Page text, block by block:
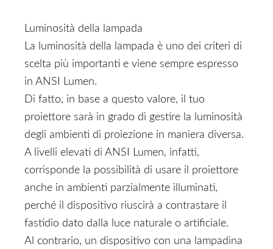
Luminosità della lampada
La luminosità della lampada è uno dei criteri di
scelta più importanti e viene sempre espresso
in ANSI Lumen.
Di fatto, in base a questo valore, il tuo
proiettore sarà in grado di gestire la luminosità
degli ambienti di proiezione in maniera diversa.
A livelli elevati di ANSI Lumen, infatti,
corrisponde la possibilità di usare il proiettore
anche in ambienti parzialmente illuminati,
perché il dispositivo riuscirà a contrastare il
fastidio dato dalla luce naturale o artificiale.
Al contrario, un dispositivo con una lampadina